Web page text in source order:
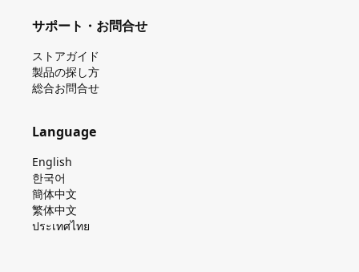
サポート・お問合せ
ストアガイド
製品の探し⽅
総合お問合せ
Language
English
한국어
簡体中文
繁体中文
ประเทศไทย